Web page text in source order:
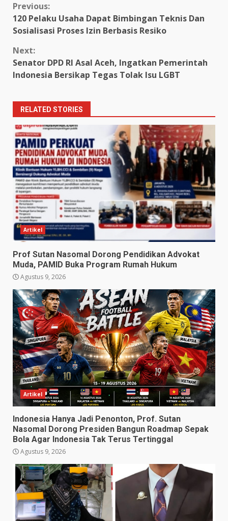
Continue
Reading
Previous:
120 Pelaku Usaha Dapat Bimbingan Teknis Dan
Sosialisasi Proses Izin Berbasis Resiko
Next:
Senator DPD RI Asal Aceh, Ingatkan Pemerintah
Indonesia Bersikap Tegas Tolak Isu LGBT
RELATED STORIES
Artikel
Prof Sutan Nasomal Dorong Pendidikan Advokat
Muda, PAMID Buka Program Rumah Hukum
Agustus 9, 2026
Artikel
Indonesia Hanya Jadi Penonton, Prof. Sutan
Nasomal Dorong Presiden Bangun Roadmap Sepak
Bola Agar Indonesia Tak Terus Tertinggal
Agustus 9, 2026